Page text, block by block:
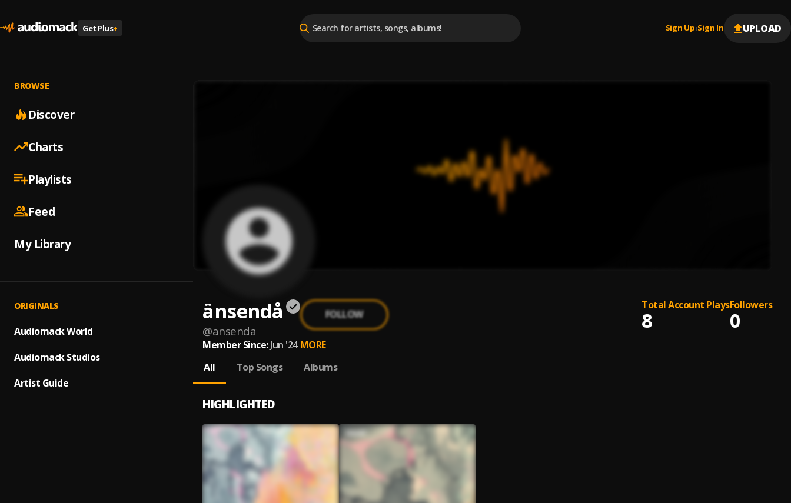
Get Plus+ Sign Up |Sign In UPLOAD
BROWSE
Discover
Charts
Playlists
Feed
My Library
ORIGINALS
Audiomack World
Audiomack Studios
Artist Guide
änsendå
@ansenda
FOLLOW
Total Account Plays
8
Followers
0
Member Since: Jun '24 MORE
All
Top Songs Albums
HIGHLIGHTED